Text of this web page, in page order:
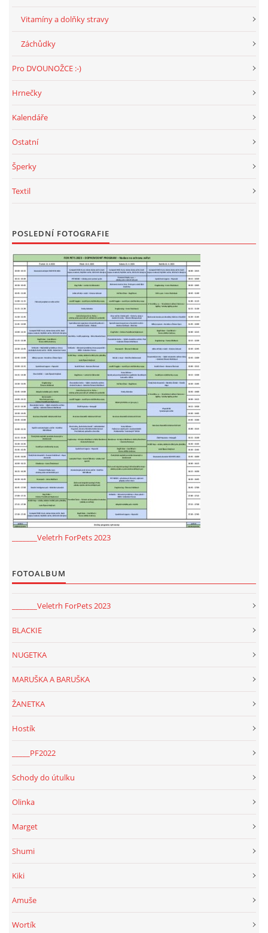
Vitamíny a dolňky stravy
Záchůdky
Pro DVOUNOŽCE :-)
Hrnečky
Kalendáře
Ostatní
Šperky
Textil
POSLEDNÍ FOTOGRAFIE
_______Veletrh ForPets 2023
FOTOALBUM
_______Veletrh ForPets 2023
BLACKIE
NUGETKA
MARUŠKA A BARUŠKA
ŽANETKA
Hostík
_____PF2022
Schody do útulku
Olinka
Marget
Shumi
Kiki
Amuše
Wortík